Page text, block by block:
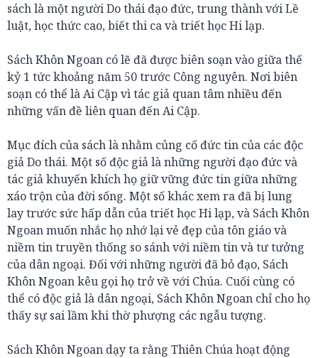
sách là một người Do thái đạo đức, trung thành với Lề
luật, học thức cao, biết thi ca và triết học Hi lạp.
Sách Khôn Ngoan có lẽ đã được biên soạn vào giữa thế
kỷ 1 tức khoảng năm 50 trước Công nguyên. Nơi biên
soạn có thể là Ai Cập vì tác giả quan tâm nhiều đến
những vấn đề liên quan đến Ai Cập.
Mục đích của sách là nhằm củng cố đức tin của các độc
giả Do thái. Một số độc giả là những người đạo đức và
tác giả khuyến khích họ giữ vững đức tin giữa những
xáo trộn của đời sống. Một số khác xem ra đã bị lung
lay trước sức hấp dẫn của triết học Hi lạp, và Sách Khôn
Ngoan muốn nhắc họ nhớ lại vẻ đẹp của tôn giáo và
niềm tin truyền thống so sánh với niềm tin và tư tưởng
của dân ngoại. Đối với những người đã bỏ đạo, Sách
Khôn Ngoan kêu gọi họ trở về với Chúa. Cuối cùng có
thể có độc giả là dân ngoại, Sách Khôn Ngoan chỉ cho họ
thấy sự sai lầm khi thờ phượng các ngẫu tượng.
Sách Khôn Ngoan dạy ta rằng Thiên Chúa hoạt động